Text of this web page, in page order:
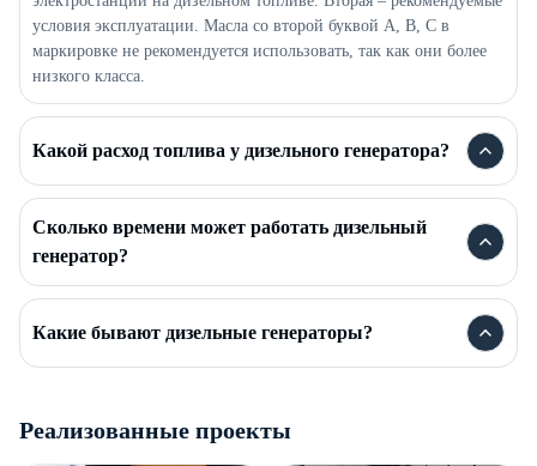
условия эксплуатации. Масла со второй буквой A, B, C в
маркировке не рекомендуется использовать, так как они более
низкого класса.
Какой расход топлива у дизельного генератора?
Сколько времени может работать дизельный
генератор?
Какие бывают дизельные генераторы?
Реализованные проекты